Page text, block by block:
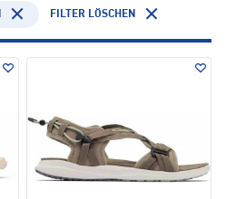
FILTER LÖSCHEN